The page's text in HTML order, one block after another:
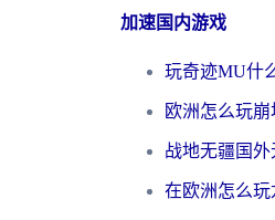
加速国内游戏